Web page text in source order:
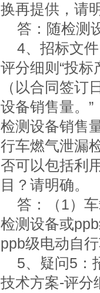
换再提供，请
答：随检测
4、招标文
评分细则“投
（以合同签
设备销售量。
检测设备销售
行车燃气泄漏
否可以包括利
目？请明确。
答：（1）
检测设备或
ppb级电动自
5、疑问5：
技术方案-评分